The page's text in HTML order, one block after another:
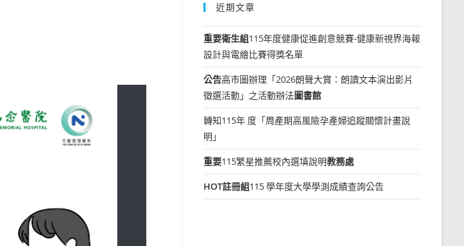
近期文章
重要衛生組115年度健康促進創意競賽-健康新視界海報
設計與電繪比賽得獎名單
公告高市圖辦理「2026朗聲大賞：朗讀文本演出影片
徵選活動」之活動辦法圖書館
轉知115年 度「周產期高風險孕產婦追蹤關懷計畫說
明」
重要115繁星推薦校內選填說明教務處
HOT註冊組115 學年度大學學測成績查詢公告